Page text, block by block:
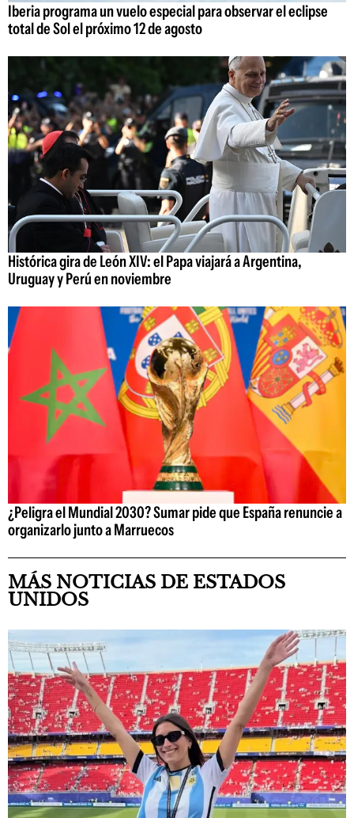
Iberia programa un vuelo especial para observar el eclipse
total de Sol el próximo 12 de agosto
Histórica gira de León XIV: el Papa viajará a Argentina,
Uruguay y Perú en noviembre
¿Peligra el Mundial 2030? Sumar pide que España renuncie a
organizarlo junto a Marruecos
MÁS NOTICIAS DE ESTADOS
UNIDOS